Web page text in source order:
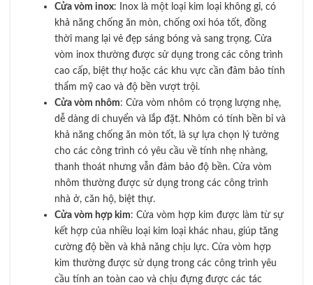
Cửa vòm inox: Inox là một loại kim loại không gỉ, có
khả năng chống ăn mòn, chống oxi hóa tốt, đồng
thời mang lại vẻ đẹp sáng bóng và sang trọng. Cửa
vòm inox thường được sử dụng trong các công trình
cao cấp, biệt thự hoặc các khu vực cần đảm bảo tính
thẩm mỹ cao và độ bền vượt trội.
Cửa vòm nhôm: Cửa vòm nhôm có trọng lượng nhẹ,
dễ dàng di chuyển và lắp đặt. Nhôm có tính bền bỉ và
khả năng chống ăn mòn tốt, là sự lựa chọn lý tưởng
cho các công trình có yêu cầu về tính nhẹ nhàng,
thanh thoát nhưng vẫn đảm bảo độ bền. Cửa vòm
nhôm thường được sử dụng trong các công trình
nhà ở, căn hộ, biệt thự.
Cửa vòm hợp kim: Cửa vòm hợp kim được làm từ sự
kết hợp của nhiều loại kim loại khác nhau, giúp tăng
cường độ bền và khả năng chịu lực. Cửa vòm hợp
kim thường được sử dụng trong các công trình yêu
cầu tính an toàn cao và chịu đựng được các tác